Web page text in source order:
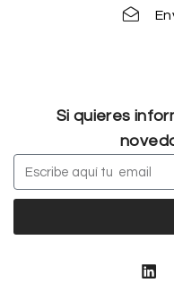
Si quieres